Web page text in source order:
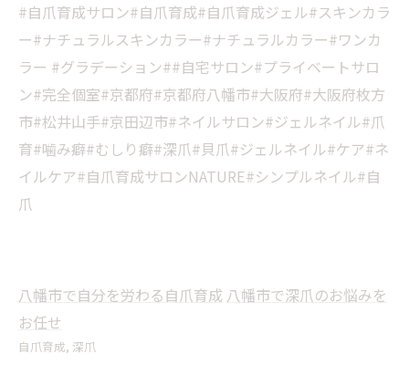
#自爪育成サロン#自爪育成#自爪育成ジェル#スキンカラ
ー#ナチュラルスキンカラー#ナチュラルカラー#ワンカ
ラー #グラデーション##自宅サロン#プライベートサロ
ン#完全個室#京都府#京都府八幡市#大阪府#大阪府枚方
市#松井山手#京田辺市#ネイルサロン#ジェルネイル#爪
育#噛み癖#むしり癖#深爪#貝爪#ジェルネイル#ケア#ネ
イルケア#自爪育成サロンNATURE#シンプルネイル#自
爪
八幡市で自分を労わる自爪育成 八幡市で深爪のお悩みを
お任せ
自爪育成 深爪